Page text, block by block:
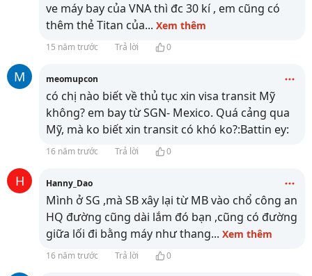
ve máy bay của VNA thì đc 30 kí , em cũng có
thêm thẻ Titan của... Xem thêm
15 năm trước Trả lời 0
M meomupcon
có chị nào biết về thủ tục xin visa transit Mỹ
không? em bay từ SGN- Mexico. Quá cảng qua
Mỹ, mà ko biết xin transit có khó ko?:Battin ey:
16 năm trước Trả lời 0
H Hanny_Dao
Mình ở SG ,mà SB xây lại từ MB vào chổ công an
HQ đường cũng dài lắm đó bạn ,cũng có đường
giữa lối đi bằng máy như thang... Xem thêm
16 năm trước Trả lời 0